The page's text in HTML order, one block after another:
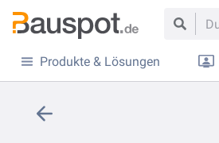
Produkte & Lösungen